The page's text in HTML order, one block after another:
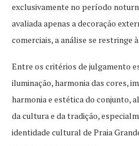
exclusivamente no período
avaliada apenas a decoração
comerciais, a análise se restringe
Entre os critérios de julgamento
iluminação, harmonia das cores,
harmonia e estética do conjunto,
da cultura e da tradição,
identidade cultural de Praia